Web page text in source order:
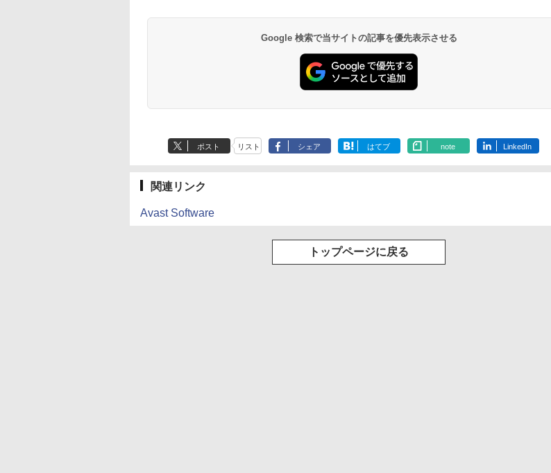
Google 検索で当サイトの記事を優先表示させる
ポスト リスト シェア はてブ note LinkedIn
関連リンク
Avast Software
トップページに戻る